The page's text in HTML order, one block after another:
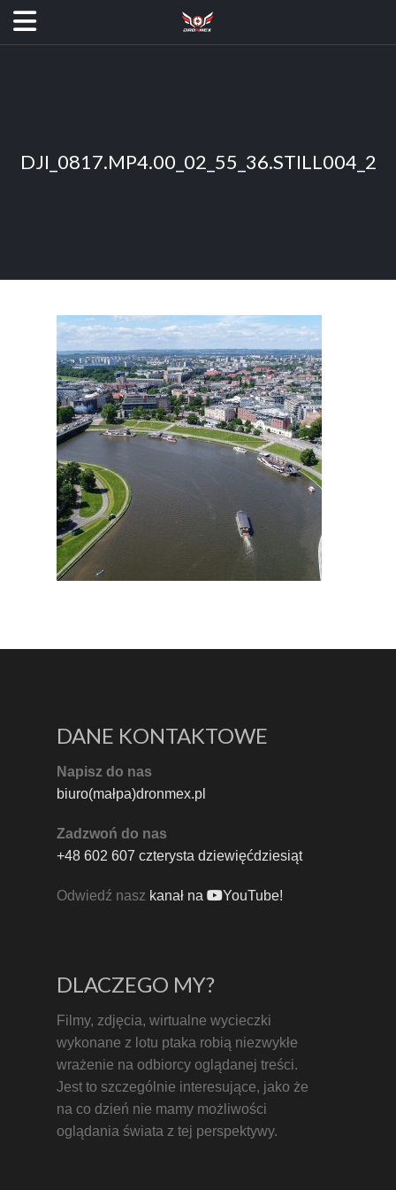
DJI_0817.MP4.00_02_55_36.STILL004_2
DANE KONTAKTOWE
Napisz do nas
biuro(małpa)dronmex.pl
Zadzwoń do nas
+48 602 607 czterysta dziewięćdziesiąt
Odwiedź nasz kanał na YouTube!
DLACZEGO MY?
Filmy, zdjęcia, wirtualne wycieczki
wykonane z lotu ptaka robią niezwykłe
wrażenie na odbiorcy oglądanej treści.
Jest to szczególnie interesujące, jako że
na co dzień nie mamy możliwości
oglądania świata z tej perspektywy.